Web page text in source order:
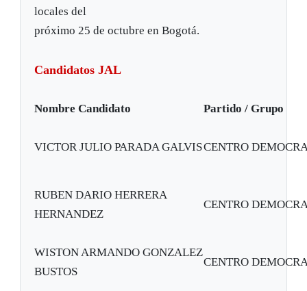
locales del
próximo 25 de octubre en Bogotá.
Candidatos JAL
Nombre Candidato Partido / Grupo
VICTOR JULIO PARADA GALVISCENTRO
RUBEN DARIO HERRERA
HERNANDEZ
CENTRO
WISTON ARMANDO GONZALEZ
BUSTOS
CENTRO